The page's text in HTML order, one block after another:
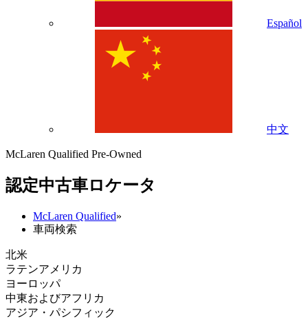
Español
中文
McLaren Qualified Pre-Owned
認定中古車ロケータ
McLaren Qualified»
車両検索
北米
ラテンアメリカ
ヨーロッパ
中東およびアフリカ
アジア・パシフィック